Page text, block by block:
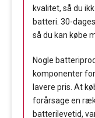
kvalitet, så du
batteri. 30-
så du kan købe
Nogle
komponenter
lavere pris. At
forårsage en
batterilevetid,